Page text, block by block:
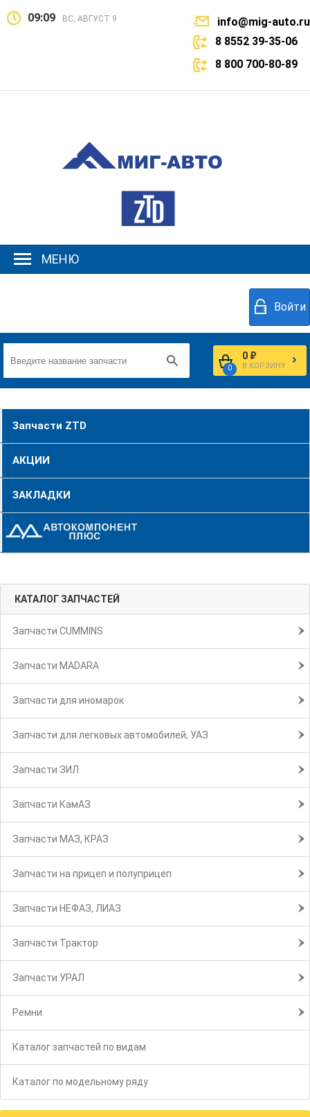
09:09 ВС, АВГУСТ 9
info@mig-auto.ru
8 8552 39-35-06
8 800 700-80-89
МЕНЮ
Войти
0
0 ₽
В КОРЗИНУ
Запчасти ZTD
АКЦИИ
ЗАКЛАДКИ
КАТАЛОГ ЗАПЧАСТЕЙ
Запчасти CUMMINS
Запчасти MADARA
Запчасти для иномарок
Запчасти для легковых автомобилей, УАЗ
Запчасти ЗИЛ
Запчасти КамАЗ
Запчасти МАЗ, КРАЗ
Запчасти на прицеп и полуприцеп
Запчасти НЕФАЗ, ЛИАЗ
Запчасти Трактор
Запчасти УРАЛ
Ремни
Каталог запчастей по видам
Каталог по модельному ряду